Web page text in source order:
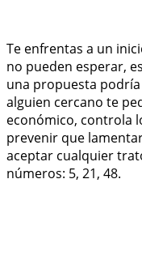
Te enfrentas a un
no pueden esperar,
una propuesta
alguien cercano te
económico, controla
prevenir que
aceptar cualquier
números: 5, 21, 48.